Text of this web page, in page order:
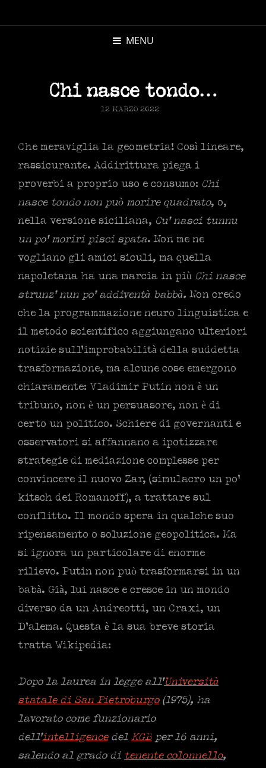
MENU
Chi nasce tondo…
POSTED
12 MARZO 2022
Che meraviglia la geometria! Così lineare,
rassicurante. Addirittura piega i
proverbi a proprio uso e consumo: Chi
nasce tondo non può morire quadrato, o,
nella versione siciliana, Cu’ nasci tunnu
un po’ moriri pisci spata. Non me ne
vogliano gli amici siculi, ma quella
napoletana ha una marcia in più Chi nasce
strunz’ nun po’ addiventà babbà. Non credo
che la programmazione neuro linguistica e
il metodo scientifico aggiungano ulteriori
notizie sull’improbabilità della suddetta
trasformazione, ma alcune cose emergono
chiaramente: Vladimir Putin non è un
tribuno, non è un persuasore, non è di
certo un politico. Schiere di governanti e
osservatori si affannano a ipotizzare
strategie di mediazione complesse per
convincere il nuovo Zar, (simulacro un po’
kitsch dei Romanoff), a trattare sul
conflitto. Il mondo spera in qualche suo
ripensamento o soluzione geopolitica. Ma
si ignora un particolare di enorme
rilievo. Putin non può trasformarsi in un
babà. Già, lui nasce e cresce in un mondo
diverso da un Andreotti, un Craxi, un
D’alema. Questa è la sua breve storia
tratta Wikipedia:
Dopo la laurea in legge all’Università
statale di San Pietroburgo(1975), ha
lavorato come funzionario
dell’intelligencedel KGB per 16 anni,
salendo al grado di tenente colonnello,